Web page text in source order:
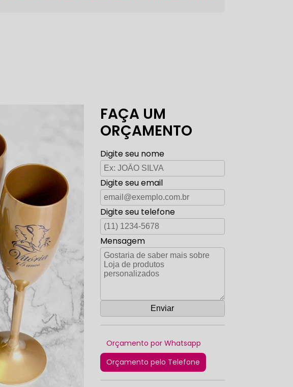
FAÇA UM
ORÇAMENTO
Digite seu nome
Digite seu email
Digite seu telefone
Mensagem
Orçamento por Whatsapp
Orçamento pelo Telefone